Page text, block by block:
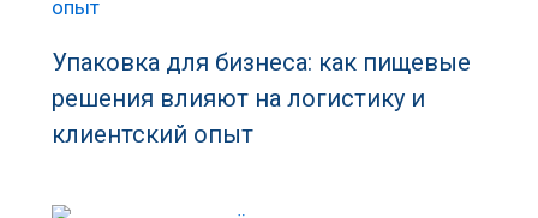
Упаковка для бизнеса: как пищевые
решения влияют на логистику и
клиентский опыт